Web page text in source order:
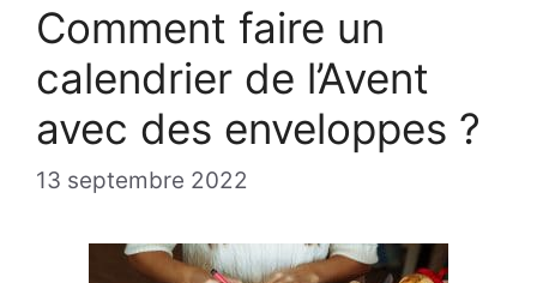
Comment faire un
calendrier de l’Avent
avec des enveloppes ?
13 septembre 2022